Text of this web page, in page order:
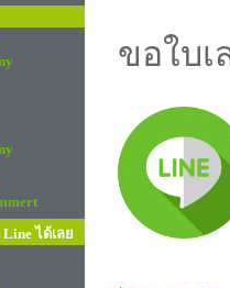
ได้เลย
ขอใบ